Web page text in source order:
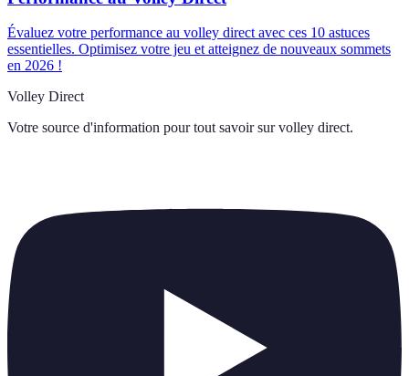
Évaluez votre performance au volley direct avec ces 10 astuces
essentielles. Optimisez votre jeu et atteignez de nouveaux sommets
en 2026 !
Volley Direct
Votre source d'information pour tout savoir sur volley direct.